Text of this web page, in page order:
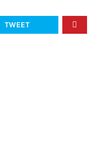
TWEET